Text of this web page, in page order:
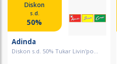
Diskon
s.d.
50%
Adinda
Diskon s.d. 50% Tukar Livin'po...